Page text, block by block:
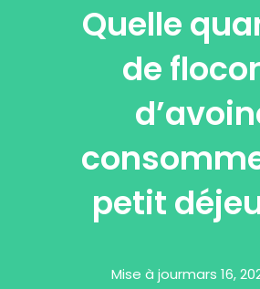
Quelle
de
petit
Mise à jourmars 16,